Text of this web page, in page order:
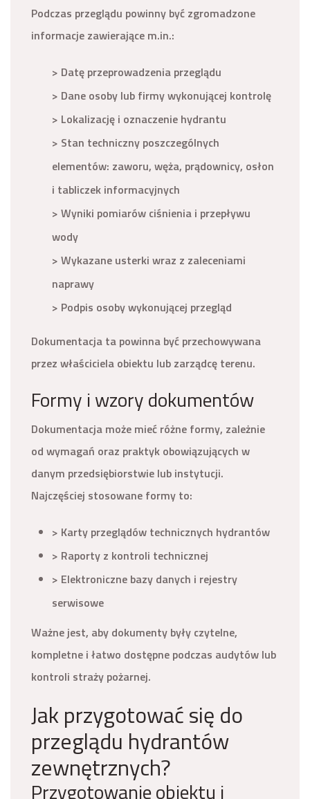
Podczas przeglądu powinny być zgromadzone
informacje zawierające m.in.:
> Datę przeprowadzenia przeglądu
> Dane osoby lub firmy wykonującej kontrolę
> Lokalizację i oznaczenie hydrantu
> Stan techniczny poszczególnych
elementów: zaworu, węża, prądownicy, osłon
i tabliczek informacyjnych
> Wyniki pomiarów ciśnienia i przepływu
wody
> Wykazane usterki wraz z zaleceniami
naprawy
> Podpis osoby wykonującej przegląd
Dokumentacja ta powinna być przechowywana
przez właściciela obiektu lub zarządcę terenu.
Formy i wzory dokumentów
Dokumentacja może mieć różne formy, zależnie
od wymagań oraz praktyk obowiązujących w
danym przedsiębiorstwie lub instytucji.
Najczęściej stosowane formy to:
> Karty przeglądów technicznych hydrantów
> Raporty z kontroli technicznej
> Elektroniczne bazy danych i rejestry
serwisowe
Ważne jest, aby dokumenty były czytelne,
kompletne i łatwo dostępne podczas audytów lub
kontroli straży pożarnej.
Jak przygotować się do
przeglądu hydrantów
zewnętrznych?
Przygotowanie obiektu i